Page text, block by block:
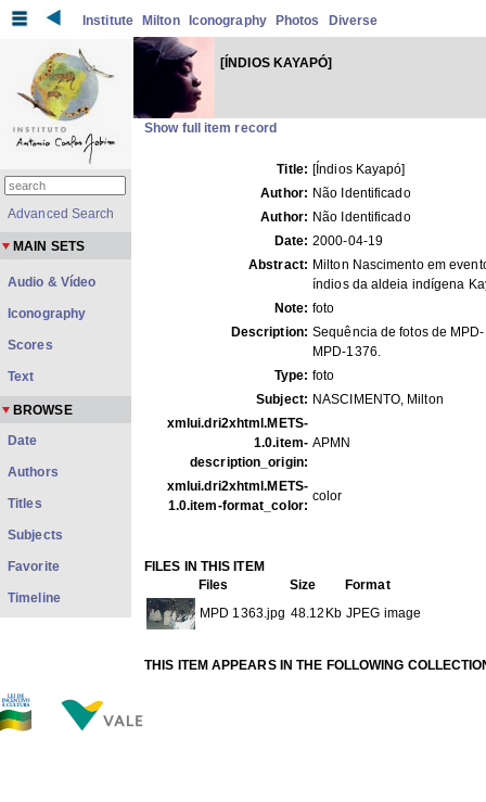
Institute Milton Iconography Photos Diverse
[ÍNDIOS KAYAPÓ]
Show full item record
Title: [Índios Kayapó]
Author: Não Identificado
Author: Não Identificado
Date: 2000-04-19
Abstract: Milton Nascimento em
índios da aldeia indígena
Note: foto
Description: Sequência de fotos de
MPD-1376.
Type: foto
Subject: NASCIMENTO, Milton
xmlui.dri2xhtml.METS-
1.0.item-
description_origin:
APMN
xmlui.dri2xhtml.METS-
1.0.item-format_color:
color
FILES IN THIS ITEM
Files
Size
Format
MPD 1363.jpg 48.12Kb JPEG image
THIS ITEM APPEARS IN THE FOLLOWING
Advanced Search
MAIN SETS
Audio & Vídeo
Iconography
Scores
Text
BROWSE
Date
Authors
Titles
Subjects
Favorite
Timeline